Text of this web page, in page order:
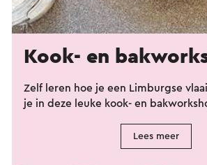
Kook- en
Zelf leren hoe je een Limburgse
je in deze leuke kook- en
Lees meer